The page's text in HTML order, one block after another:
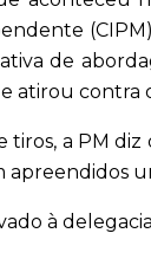
de
atirou contra
tiros, a PM
apreendidos
à